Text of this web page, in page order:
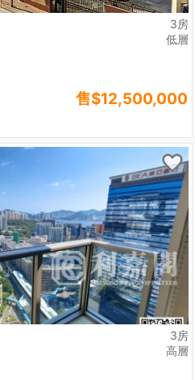
3房
低層
售$12,500,000
3房
高層